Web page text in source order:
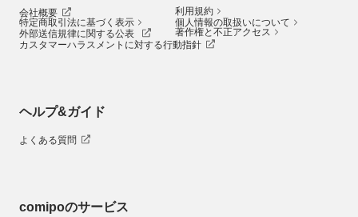
会社概要
利用規約
特定商取引法に基づく表示
個人情報の取扱いについて
外部送信規律に関する公表
著作権と不正アクセス
カスタマーハラスメントに対する行動指針
ヘルプ&ガイド
よくある質問
comipoのサービス